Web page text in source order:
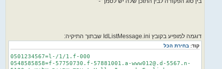
דוגמה למופיע בקובץ IdListMessage.ini שבתוך התיקיה:
קוד: בחירת הכל
0501234567=l-/1/1.f-000
0548585858=f-57750730.f-57881001.a-www012@.d-5567.n-